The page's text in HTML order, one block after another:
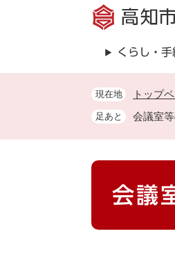
先
。
くらし・手
現在地 トップ
足あと 会議室
本
会議